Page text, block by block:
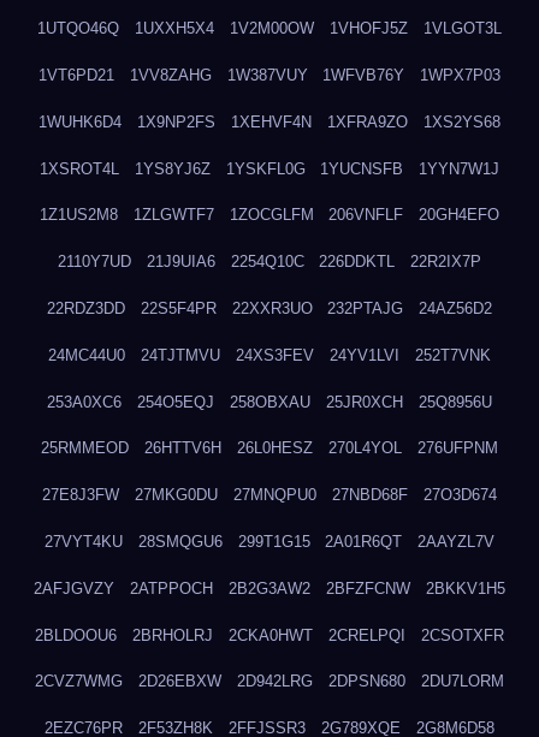
1UTQO46Q 1UXXH5X4 1V2M00OW 1VHOFJ5Z 1VLGOT3L
1VT6PD21 1VV8ZAHG 1W387VUY 1WFVB76Y 1WPX7P03
1WUHK6D4 1X9NP2FS 1XEHVF4N 1XFRA9ZO 1XS2YS68
1XSROT4L 1YS8YJ6Z 1YSKFL0G 1YUCNSFB 1YYN7W1J
1Z1US2M8 1ZLGWTF7 1ZOCGLFM 206VNFLF 20GH4EFO
2110Y7UD 21J9UIA6 2254Q10C 226DDKTL 22R2IX7P
22RDZ3DD 22S5F4PR 22XXR3UO 232PTAJG 24AZ56D2
24MC44U0 24TJTMVU 24XS3FEV 24YV1LVI 252T7VNK
253A0XC6 254O5EQJ 258OBXAU 25JR0XCH 25Q8956U
25RMMEOD 26HTTV6H 26L0HESZ 270L4YOL 276UFPNM
27E8J3FW 27MKG0DU 27MNQPU0 27NBD68F 27O3D674
27VYT4KU 28SMQGU6 299T1G15 2A01R6QT 2AAYZL7V
2AFJGVZY 2ATPPOCH 2B2G3AW2 2BFZFCNW 2BKKV1H5
2BLDOOU6 2BRHOLRJ 2CKA0HWT 2CRELPQI 2CSOTXFR
2CVZ7WMG 2D26EBXW 2D942LRG 2DPSN680 2DU7LORM
2EZC76PR 2F53ZH8K 2FFJSSR3 2G789XQE 2G8M6D58